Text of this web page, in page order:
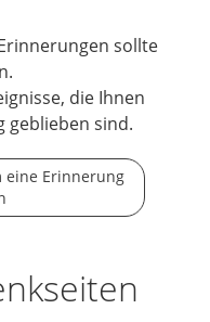
sollte
die Ihnen
geblieben sind.
eine Erinnerung